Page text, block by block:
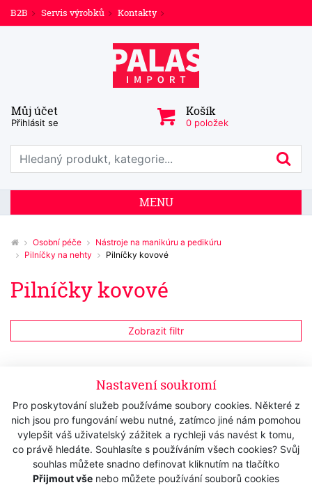
Nastavení soukromí
Pro poskytování služeb používáme soubory cookies. Některé z
nich jsou pro fungování webu nutné, zatímco jiné nám pomohou
vylepšit váš uživatelský zážitek a rychleji vás navést k tomu,
co právě hledáte. Souhlasíte s používáním všech cookies? Svůj
souhlas můžete snadno definovat kliknutím na tlačítko
Přijmout vše nebo můžete používání souborů cookies
B2B Servis výrobků Kontakty
Můj účet
Přihlásit se
Košík
0 položek
Prohledat web
MENU
Osobní péče
Nástroje na manikúru a pedikúru
Pilníčky na nehty
Pilníčky kovové
Pilníčky kovové
Zobrazit filtr
Tato kategorie neobsahuje produkty.